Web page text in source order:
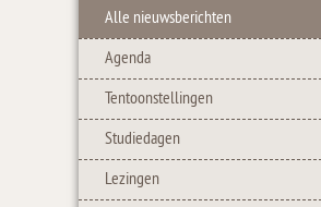
Alle nieuwsberichten
Agenda
Tentoonstellingen
Studiedagen
Lezingen